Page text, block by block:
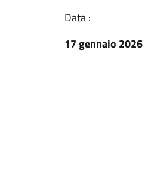
Data :
17 gennaio 2026